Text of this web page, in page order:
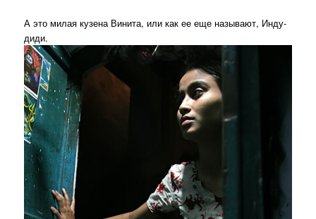
А это милая кузена Винита, или как ее еще называют, Инду-
диди.